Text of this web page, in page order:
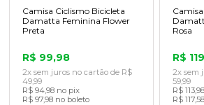
Camisa Ciclismo Bicicleta
Damatta Feminina Flower
Preta
R$ 99,98
2x sem juros no cartão de R$
49,99
R$ 94,98 no pix
R$ 97,98 no boleto
Rosa
R$
2x sem
59,99
R$
R$